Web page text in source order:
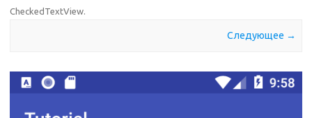
CheckedTextView.
Следующее →